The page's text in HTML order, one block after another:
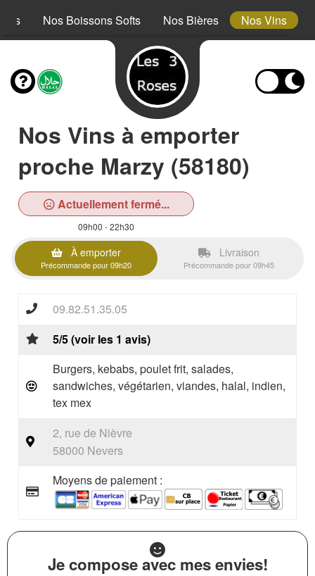
Nos Boissons Softs Nos Bières Nos Vins
Nos Vins à emporter
proche Marzy (58180)
Actuellement fermé...
09h00 - 22h30
À emporter
Précommande pour 09h20
Livraison
Précommande pour 09h45
09.82.51.35.05
5/5 (voir les 1 avis)
Burgers, kebabs, poulet frit, salades,
sandwiches, végétarien, viandes, halal, indien,
tex mex
2, rue de Nièvre
58000 Nevers
Moyens de paiement :
Je compose avec mes envies!